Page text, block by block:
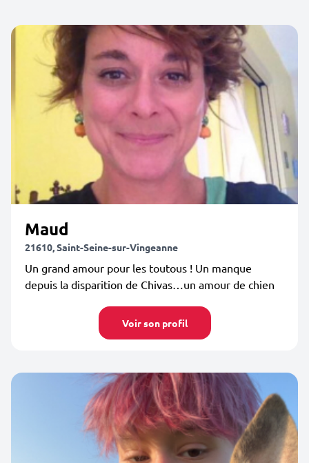
Maud
21610, Saint-Seine-sur-Vingeanne
Un grand amour pour les toutous ! Un manque
depuis la disparition de Chivas…un amour de chien
Voir son profil